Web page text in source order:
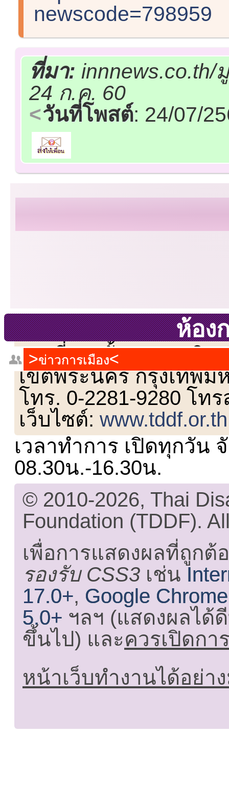
newscode=798959
ที่มา:
24 ก.ค. 60
วันที่โพสต์: 24/07/
ห้อง
ข่าวการเมือง
เลขที่ 23 ชั้น 2 ถนนวิ
เขตพระนคร กรุงเทพม
โทร. 0-2281-9280 โท
เว็บไซต์:www.tddf.or.th
เวลาทำการ เปิดทุกวัน
08.30น.-16.30น.
© 2010-2026, Thai
Foundation (TDDF).
เพื่อการแสดงผลที่ถูกต้
รองรับ CSS3 เช่น
17.0+, Google
5.0+ ฯลฯ (แสดงผลได้
ขึ้นไป) และควรเปิดกา
หน้าเว็บทำงานได้อย่า